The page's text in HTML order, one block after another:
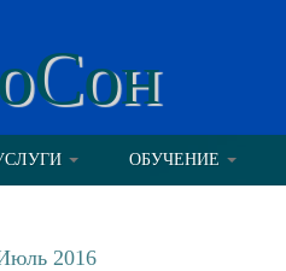
ОБУЧЕНИЕ
2016